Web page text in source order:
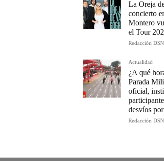
La Oreja
concierto
Montero
el Tour
Redacción DSN
Actualidad
¿A qué
Parada
oficial,
desvíos
Redacción DSN